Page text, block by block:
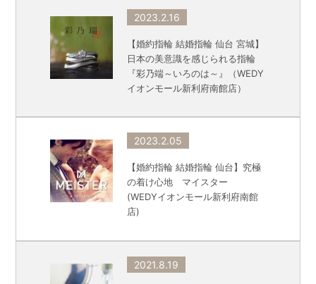
2023.2.16
【婚約指輪 結婚指輪 仙台 宮城】
日本の美意識を感じられる指輪
『彩乃端～いろのは～』（WEDY
イオンモール新利府南館店）
2023.2.05
【婚約指輪 結婚指輪 仙台】究極
の着け心地 マイスター
(WEDYイオンモール新利府南館
店)
2021.8.19